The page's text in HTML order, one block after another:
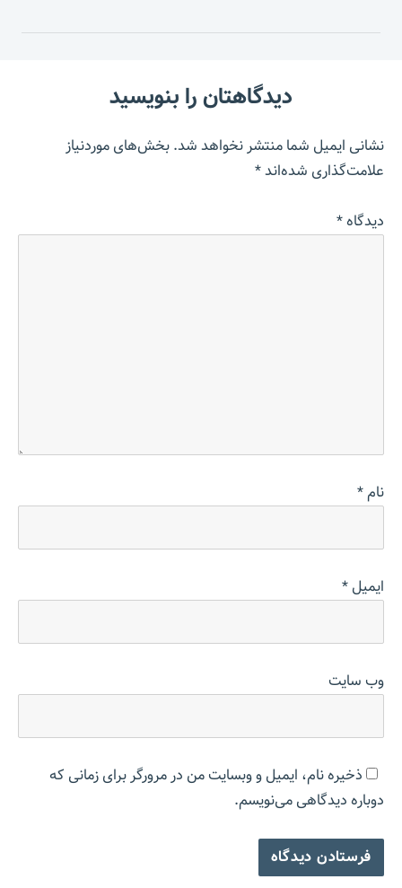
دیدگاهتان را بنویسید
نشانی ایمیل شما منتشر نخواهد شد.بخش‌های موردنیاز
علامت‌گذاری شده‌اند*
دیدگاه*
نام*
ایمیل*
وب‌ سایت
ذخیره نام، ایمیل و وبسایت من در مرورگر برای زمانی که
دوباره دیدگاهی می‌نویسم.